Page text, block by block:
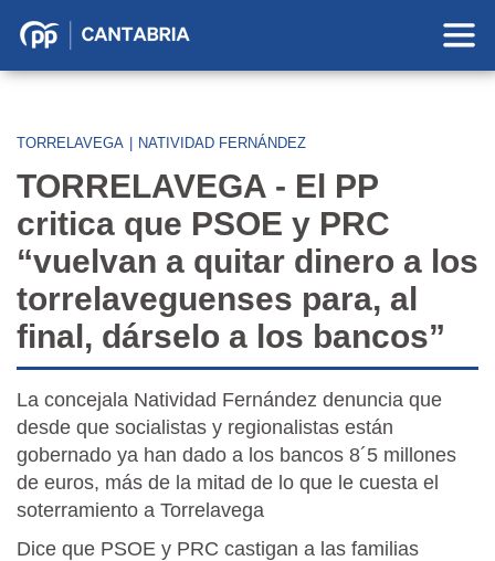
Partido
Cantabria
TORRELAVEGA NATIVIDAD FERNÁNDEZ
TORRELAVEGA - El PP
critica que PSOE y PRC
“vuelvan a quitar dinero a los
torrelaveguenses para, al
final, dárselo a los bancos”
La concejala Natividad Fernández denuncia que
desde que socialistas y regionalistas están
gobernado ya han dado a los bancos 8´5 millones
de euros, más de la mitad de lo que le cuesta el
soterramiento a Torrelavega
Dice que PSOE y PRC castigan a las familias